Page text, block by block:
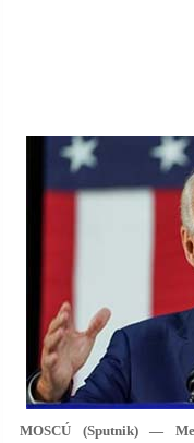
MOSCÚ (Sputnik) —